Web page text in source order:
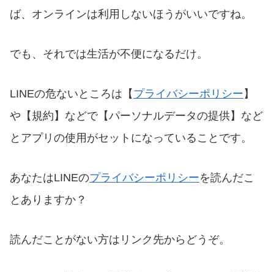
ば、オンラインは利用しないほうがいいですね。
でも、それでは生活が不便になるだけ。
LINEの危ないところは【 プライバシーポリシー 】
や【規約】などで【パーソナルデータの提供】など
とアプリの使用がセットになっていることです。
あなたはLINEのプライバシーポリシーを読んだこ
とありますか？
読んだことがない方はリンク先からどうぞ。